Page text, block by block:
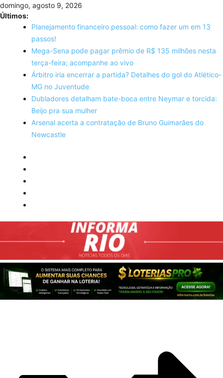
Skip
to
content
domingo, agosto 9, 2026
Últimos:
Planejamento financeiro pessoal: como fazer um em 13
passos!
Mega-Sena pode pagar prêmio de R$ 135 milhões nesta
terça-feira; acompanhe ao vivo
Árbitro iria encerrar a partida? Detalhes do gol do Atlético-
MG no Juventude
Dubladores detalham bate-boca entre Neymar e torcida:
Beijo pra sua mulher
Arsenal acerta a contratação de Bruno Guimarães do
Newcastle